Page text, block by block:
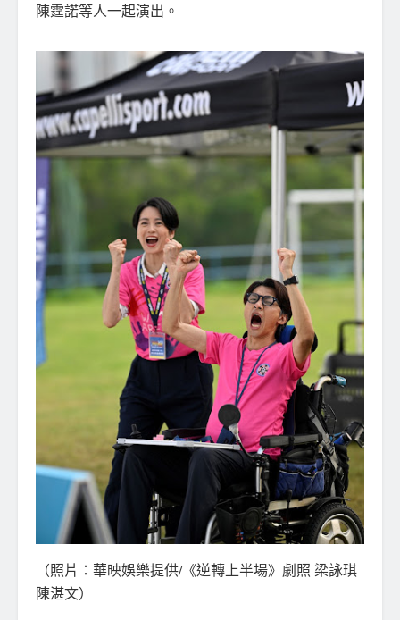
陳霆諾等人一起演出。
（照片：華映娛樂提供/《逆轉上半場》劇照 梁詠琪
陳湛文）